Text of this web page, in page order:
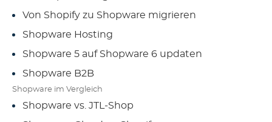
Von Shopify zu Shopware migrieren
Shopware Hosting
Shopware 5 auf Shopware 6 updaten
Shopware B2B
Shopware im Vergleich
Shopware vs. JTL-Shop